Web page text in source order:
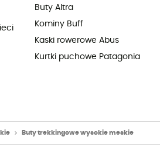
Buty Altra
Kominy Buff
Kaski rowerowe Abus
Kurtki puchowe Patagonia
Buty trekkingowe wysokie meskie